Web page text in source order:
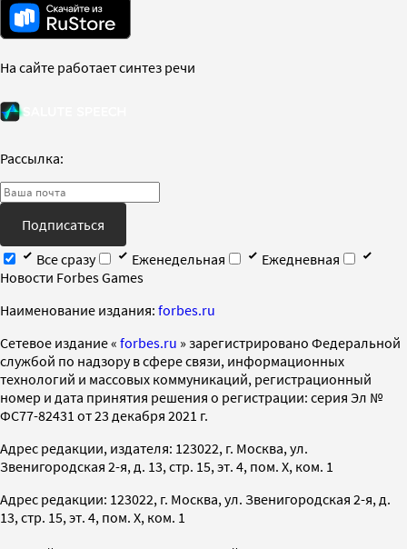
На сайте работает синтез речи
Рассылка:
Подписаться
Все сразу
Еженедельная
Ежедневная
Новости Forbes Games
Наименование издания: forbes.ru
Cетевое издание « forbes.ru » зарегистрировано Федеральной
службой по надзору в сфере связи, информационных
технологий и массовых коммуникаций, регистрационный
номер и дата принятия решения о регистрации: серия Эл №
ФС77-82431 от 23 декабря 2021 г.
Адрес редакции, издателя: 123022, г. Москва, ул.
Звенигородская 2-я, д. 13, стр. 15, эт. 4, пом. X, ком. 1
Адрес редакции: 123022, г. Москва, ул. Звенигородская 2-я, д.
13, стр. 15, эт. 4, пом. X, ком. 1